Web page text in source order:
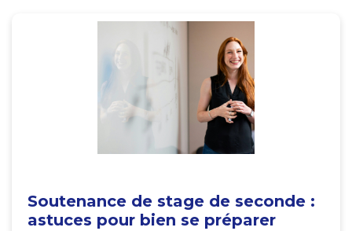
Soutenance de stage de seconde :
astuces pour bien se préparer